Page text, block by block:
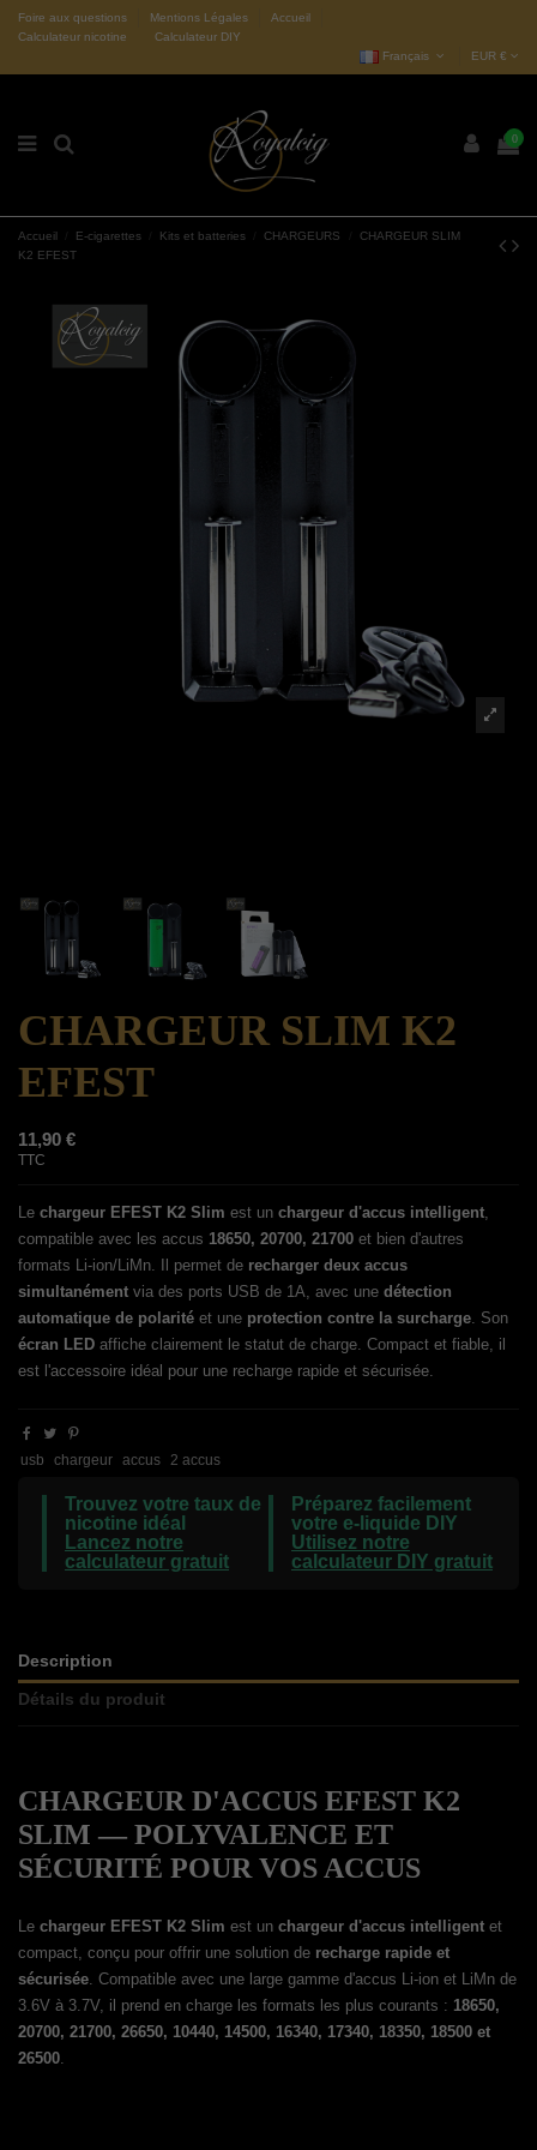
Foire aux questions Mentions Légales
Accueil
Calculateur nicotine
Calculateur DIY
Français
EUR €
0
Accueil E-cigarettes Kits et batteries CHARGEURS
CHARGEUR SLIM
K2 EFEST
CHARGEUR SLIM K2
EFEST
11,90 €
TTC
Le chargeur EFEST K2 Slim est un chargeur d'accus intelligent,
compatible avec les accus 18650, 20700, 21700 et bien d'autres
formats Li-ion/LiMn. Il permet de recharger deux accus
simultanément via des ports USB de 1A, avec une détection
automatique de polarité et une protection contre la surcharge. Son
écran LED affiche clairement le statut de charge. Compact et fiable, il
est l'accessoire idéal pour une recharge rapide et sécurisée.
usb chargeur accus 2 accus
Trouvez votre taux de
nicotine idéal
Lancez notre
calculateur gratuit
Préparez facilement
votre e-liquide DIY
Utilisez notre
calculateur DIY gratuit
Description
Détails du produit
CHARGEUR D'ACCUS EFEST K2
SLIM — POLYVALENCE ET
SÉCURITÉ POUR VOS ACCUS
Le chargeur EFEST K2 Slim est un chargeur d'accus intelligent et
compact, conçu pour offrir une solution de recharge rapide et
sécurisée . Compatible avec une large gamme d'accus Li-ion et LiMn de
3.6V à 3.7V, il prend en charge les formats les plus courants : 18650,
20700, 21700, 26650, 10440, 14500, 16340, 17340, 18350, 18500 et
26500